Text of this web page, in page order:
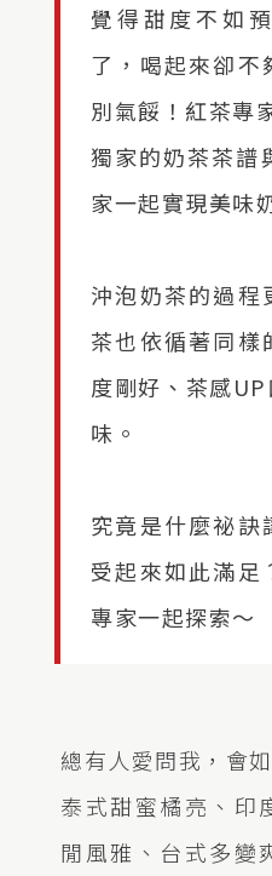
覺得甜度不如
了，喝起來卻不
別氣餒！紅茶專
獨家的奶茶茶譜
家一起實現美味
沖泡奶茶的過程
茶也依循著同樣
度剛好、茶感
味。
究竟是什麼祕訣
受起來如此滿足
專家一起探索～
總有人愛問我，會
泰式甜蜜橘亮、印
閒風雅、台式多變